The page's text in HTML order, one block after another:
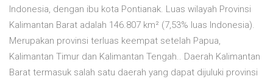
Indonesia, dengan ibu kota Pontianak. Luas wilayah Provinsi
Kalimantan Barat adalah 146.807 km² (7,53% luas Indonesia).
Merupakan provinsi terluas keempat setelah Papua,
Kalimantan Timur dan Kalimantan Tengah.. Daerah Kalimantan
Barat termasuk salah satu daerah yang dapat dijuluki provinsi